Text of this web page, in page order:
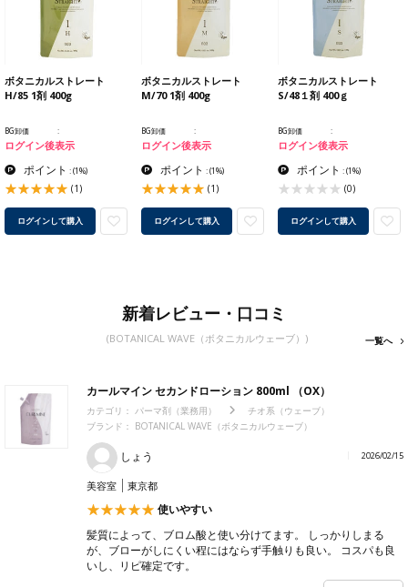
ボタニカルストレート
H/85 1剤 400g
BG卸価
ログイン後表示
ポイント :(1%)
(1)
ログインして購入
ボタニカルストレート
M/70 1剤 400g
BG卸価
ログイン後表示
ポイント :(1%)
(1)
ログインして購入
ボタニカルストレート
S/48１剤 400ｇ
BG卸価
ログイン後表示
ポイント :(1%)
(0)
ログインして購入
新着レビュー・口コミ
(BOTANICAL WAVE（ボタニカルウェーブ）) 一覧へ
カールマイン セカンドローション 800ml （OX）
カテゴリ： パーマ剤（業務用）
チオ系（ウェーブ）
ブランド： BOTANICAL WAVE（ボタニカルウェーブ）
しょう 2026/02/15
美容室 東京都
使いやすい
髪質によって、ブロム酸と使い分けてます。 しっかりしまる
が、ブローがしにくい程にはならず手触りも良い。 コスパも良
いし、リピ確定です。